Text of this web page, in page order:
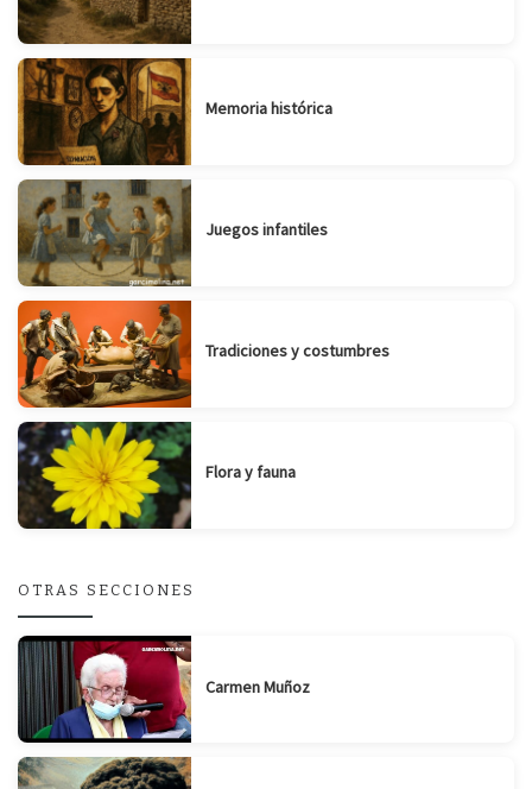
Memoria histórica
Juegos infantiles
Tradiciones y costumbres
Flora y fauna
OTRAS SECCIONES
Carmen Muñoz